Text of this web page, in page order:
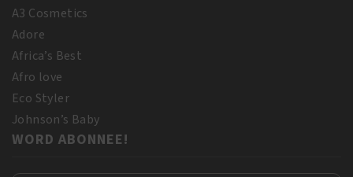
A3 Cosmetics
Adore
Africa’s Best
Afro love
Eco Styler
Johnson’s Baby
WORD ABONNEE!